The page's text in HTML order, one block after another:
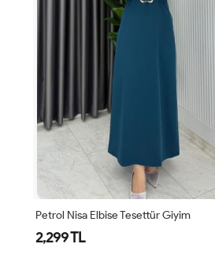
Petrol Nisa Elbise Tesettür Giyim
2,299 TL